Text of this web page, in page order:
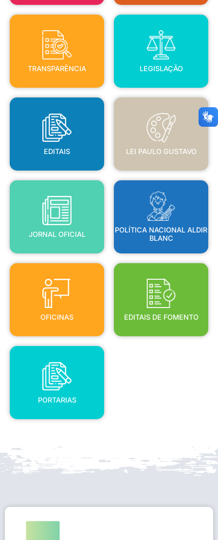
TRANSPARÊNCIA
TRANSPARÊNCIA
LEGISLAÇÃO
LEGISLAÇÃO
EDITAIS
EDITAIS
LEI PAULO GUSTAVO
LEI PAULO GUSTAVO
JORNAL OFICIAL
JORNAL OFICIAL
POLÍTICA NACIONAL ALDIR
BLANC
POLÍTICA NACIONAL ALDIR
BLANC
OFICINAS
OFICINAS
EDITAIS DE FOMENTO
EDITAIS DE FOMENTO
PORTARIAS
PORTARIAS